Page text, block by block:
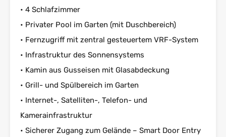
• 4 Schlafzimmer
• Privater Pool im Garten (mit Duschbereich)
• Fernzugriff mit zentral gesteuertem VRF-System
• Infrastruktur des Sonnensystems
• Kamin aus Gusseisen mit Glasabdeckung
• Grill- und Spülbereich im Garten
• Internet-, Satelliten-, Telefon- und
Kamerainfrastruktur
• Sicherer Zugang zum Gelände – Smart Door Entry